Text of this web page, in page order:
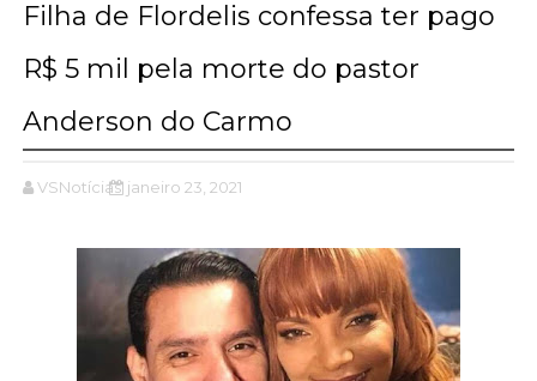
Filha de Flordelis confessa ter pago
R$ 5 mil pela morte do pastor
Anderson do Carmo
VSNotícias janeiro 23, 2021